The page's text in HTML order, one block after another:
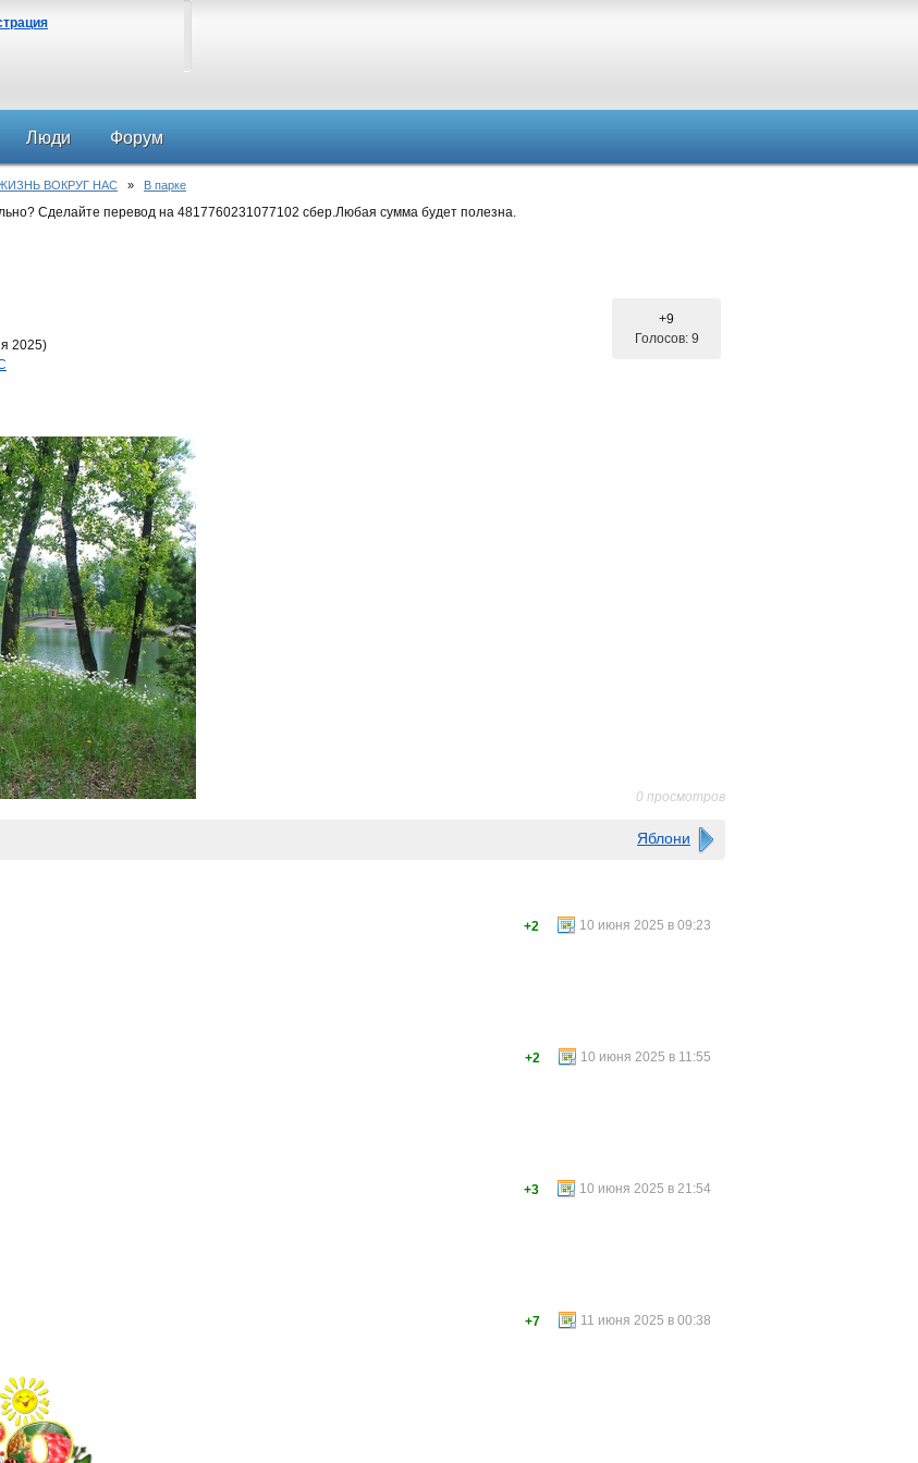
Люди Форум
ЖИЗНЬ ВОКРУГ НАС » В парке
Сделайте перевод на 4817760231077102 сбер.Любая сумма будет полезна.
2025)
+9
Голосов: 9
0 просмотров
Яблони
10 июня 2025 в 09:23
+2
10 июня 2025 в 11:55
+2
10 июня 2025 в 21:54
+3
11 июня 2025 в 00:38
+7